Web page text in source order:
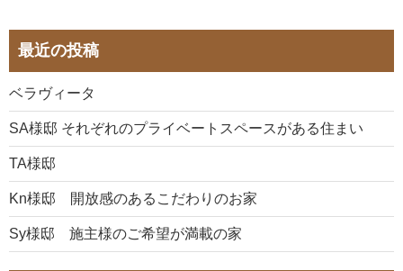
最近の投稿
ベラヴィータ
SA様邸 それぞれのプライベートスペースがある住まい
TA様邸
Kn様邸 開放感のあるこだわりのお家
Sy様邸 施主様のご希望が満載の家